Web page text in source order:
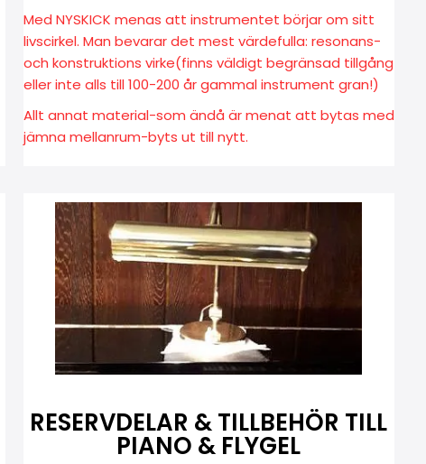
Med NYSKICK menas att instrumentet börjar om sitt
livscirkel. Man bevarar det mest värdefulla: resonans-
och konstruktions virke(finns väldigt begränsad tillgång
eller inte alls till 100-200 år gammal instrument gran!)
Allt annat material-som ändå är menat att bytas med
jämna mellanrum-byts ut till nytt.
RESERVDELAR & TILLBEHÖR TILL
PIANO & FLYGEL